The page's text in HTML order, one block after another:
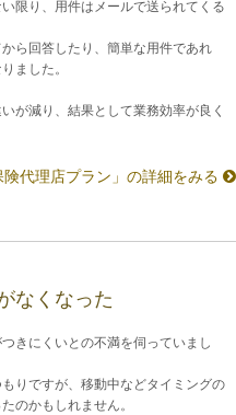
限り、用件はメールで送られてくる
ら回答したり、簡単な用件であれ
ました。
が減り、結果として業務効率が良く
険代理店プラン」の詳細をみる
なくなった
きにくいとの不満を伺っていまし
りですが、移動中などタイミングの
のかもしれません。